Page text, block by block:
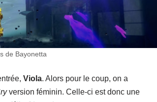
de Bayonetta
Viola. Alors pour le coup, on a
version féminin. Celle-ci est donc une